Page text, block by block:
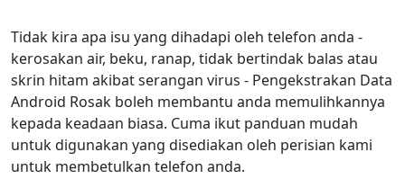
Tidak kira apa isu yang dihadapi oleh telefon anda -
kerosakan air, beku, ranap, tidak bertindak balas atau
skrin hitam akibat serangan virus - Pengekstrakan Data
Android Rosak boleh membantu anda memulihkannya
kepada keadaan biasa. Cuma ikut panduan mudah
untuk digunakan yang disediakan oleh perisian kami
untuk membetulkan telefon anda.